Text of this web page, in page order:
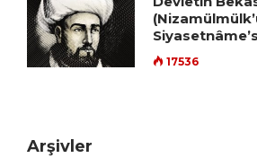
17536
Arşivler